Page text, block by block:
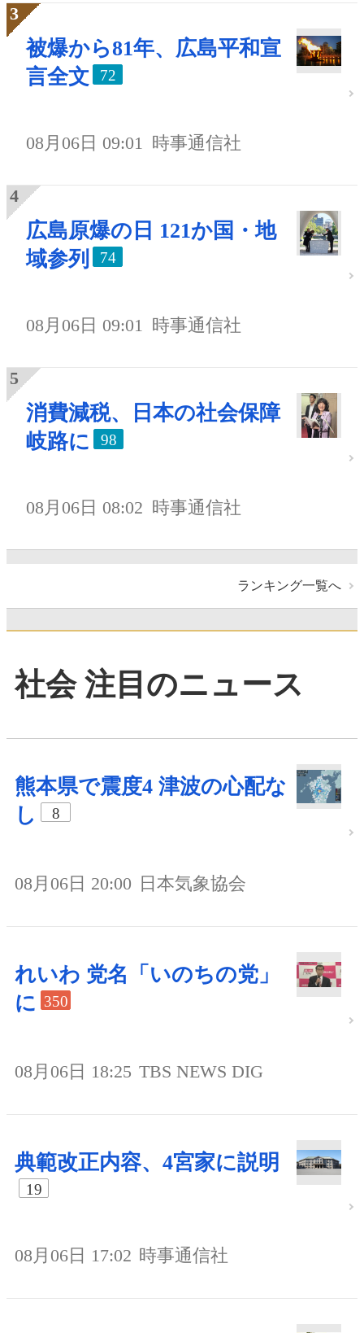
被爆から81年、広島平和宣
言全文
72
08月06日 09:01 時事通信社
広島原爆の日 121か国・地
域参列
74
08月06日 09:01 時事通信社
消費減税、日本の社会保障
岐路に
98
08月06日 08:02 時事通信社
ランキング一覧へ
社会 注目のニュース
熊本県で震度4 津波の心配な
し
8
08月06日 20:00 日本気象協会
れいわ 党名「いのちの党」
に 350
08月06日 18:25 TBS NEWS DIG
典範改正内容、4宮家に説明
19
08月06日 17:02 時事通信社